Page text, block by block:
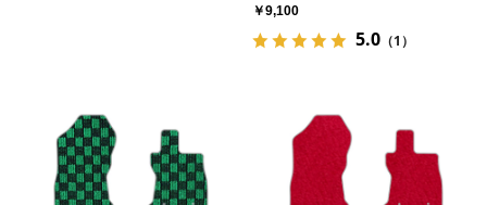
￥9,100
5.0（1）